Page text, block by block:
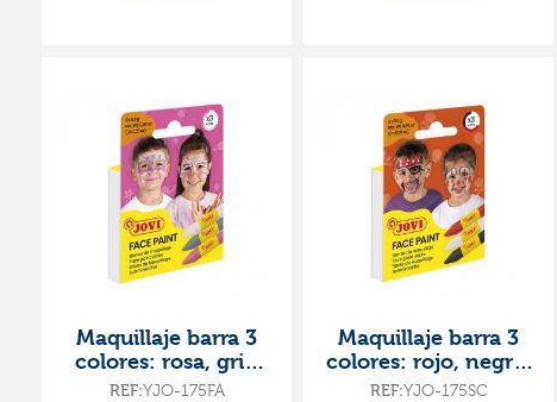
Maquillaje barra 3
colores: rosa, gris,
blanco
REF:YJO-175FA
Maquillaje barra 3
colores: rojo, negro,
blanco
REF:YJO-175SC